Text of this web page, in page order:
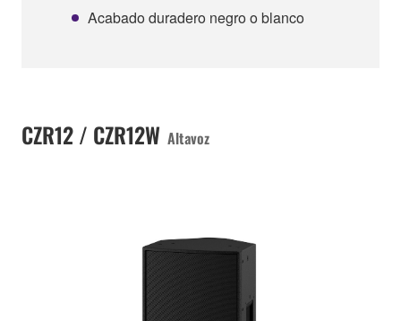
Acabado duradero negro o blanco
CZR12 / CZR12W Altavoz